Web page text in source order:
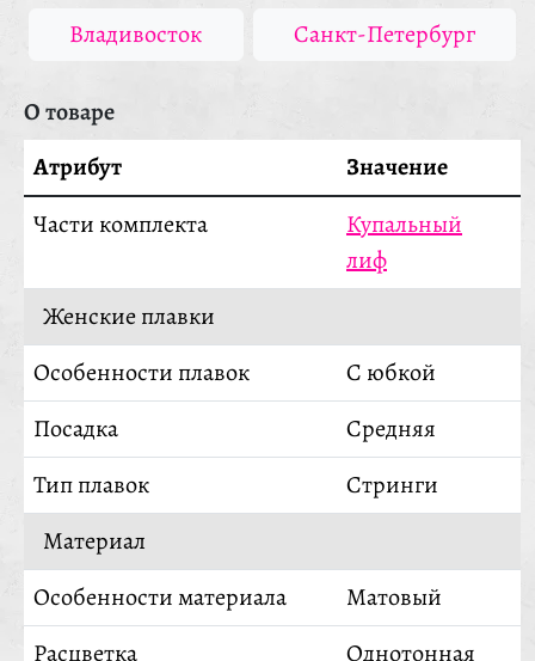
Владивосток Санкт-Петербург
О товаре
Атрибут
Значение
Части комплекта
Купальный
лиф
Женские плавки
Особенности плавок
С юбкой
Посадка
Средняя
Тип плавок
Стринги
Материал
Особенности материала
Матовый
Расцветка
Однотонная